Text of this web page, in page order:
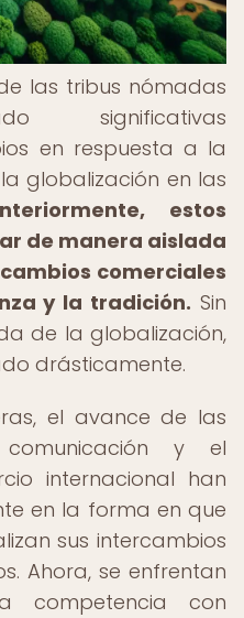
las tribus nómadas
significativas
en respuesta a la
globalización en las
estos
de manera aislada
comerciales
y la tradición. Sin
de la globalización,
drásticamente.
el avance de las
y el
internacional han
en la forma en que
sus intercambios
Ahora, se enfrentan
competencia con